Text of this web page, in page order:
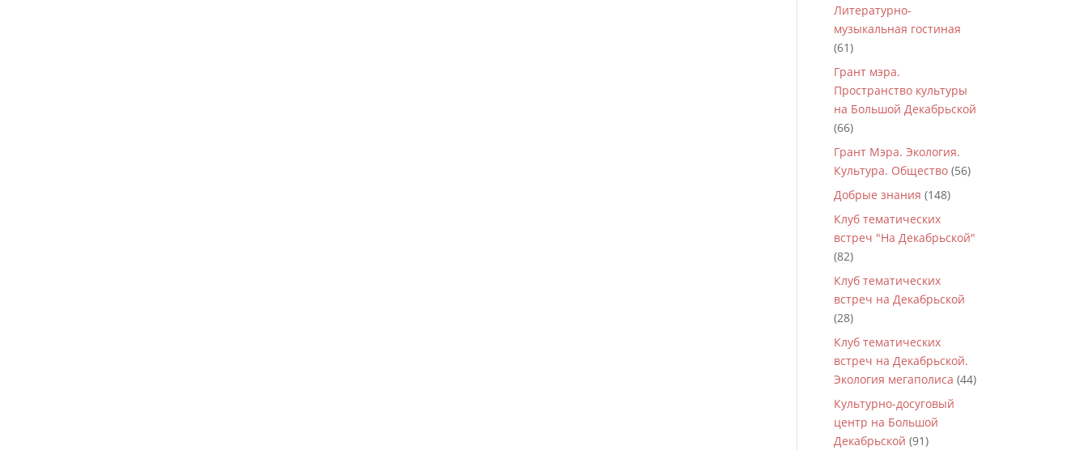
Литературно-
музыкальная гостиная
(61)
Грант мэра.
Пространство культуры
на Большой Декабрьской
(66)
Грант Мэра. Экология.
Культура. Общество (56)
Добрые знания (148)
Клуб тематических
встреч "На Декабрьской"
(82)
Клуб тематических
встреч на Декабрьской
(28)
Клуб тематических
встреч на Декабрьской.
Экология мегаполиса (44)
Культурно-досуговый
центр на Большой
Декабрьской (91)